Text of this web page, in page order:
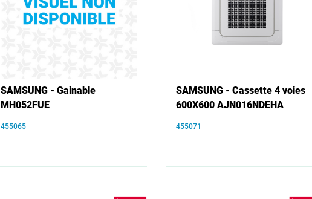
SAMSUNG - Gainable
MH052FUE
455065
SAMSUNG - Cassette 4 voies
600X600 AJN016NDEHA
455071